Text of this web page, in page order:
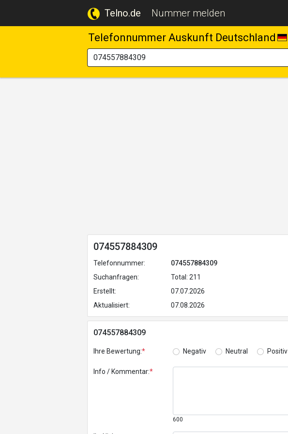
Telno.de Nummer melden
Telefonnummer Auskunft Deutschland
074557884309
Telefonnummer:
074557884309
Suchanfragen:
Total: 211
Erstellt:
07.07.2026
Aktualisiert:
07.08.2026
074557884309
Ihre Bewertung:* Negativ Neutral Positiv
Info / Kommentar:*
600